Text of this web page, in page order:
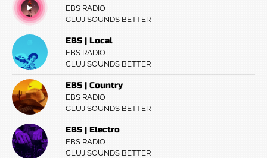
EBS RADIO
CLUJ SOUNDS BETTER
EBS | Local
EBS RADIO
CLUJ SOUNDS BETTER
EBS | Country
EBS RADIO
CLUJ SOUNDS BETTER
EBS | Electro
EBS RADIO
CLUJ SOUNDS BETTER